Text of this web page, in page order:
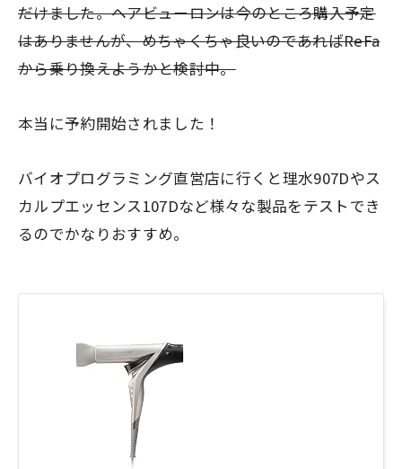
だけました。ヘアビューロンは今のところ購入予定
はありませんが、めちゃくちゃ良いのであればReFa
から乗り換えようかと検討中。
本当に予約開始されました！
バイオプログラミング直営店に行くと理水907Dやス
カルプエッセンス107Dなど様々な製品をテストでき
るのでかなりおすすめ。